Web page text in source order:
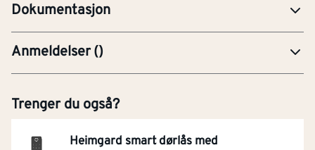
Dokumentasjon
Anmeldelser()
Trenger du også?
Heimgard smart dørlås med